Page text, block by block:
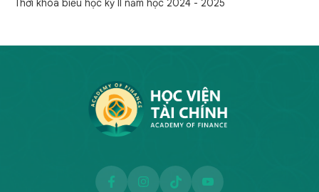
Thời khóa biểu học kỳ II năm học 2024 - 2025